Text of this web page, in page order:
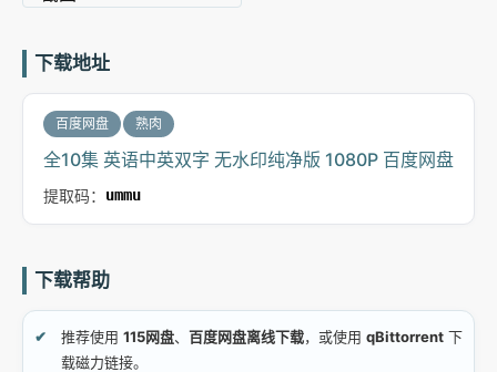
下载地址
百度网盘 熟肉
全10集 英语中英双字 无水印纯净版 1080P 百度网盘
提取码： ummu
下载帮助
推荐使用 115网盘、 百度网盘离线下载，或使用 qBittorrent 下
载磁力链接。